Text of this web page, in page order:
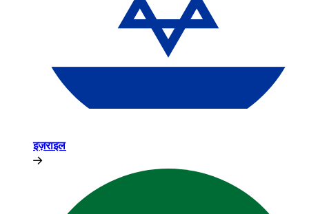
इज़राइल​​